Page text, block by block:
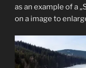
as an example of a
on a image to